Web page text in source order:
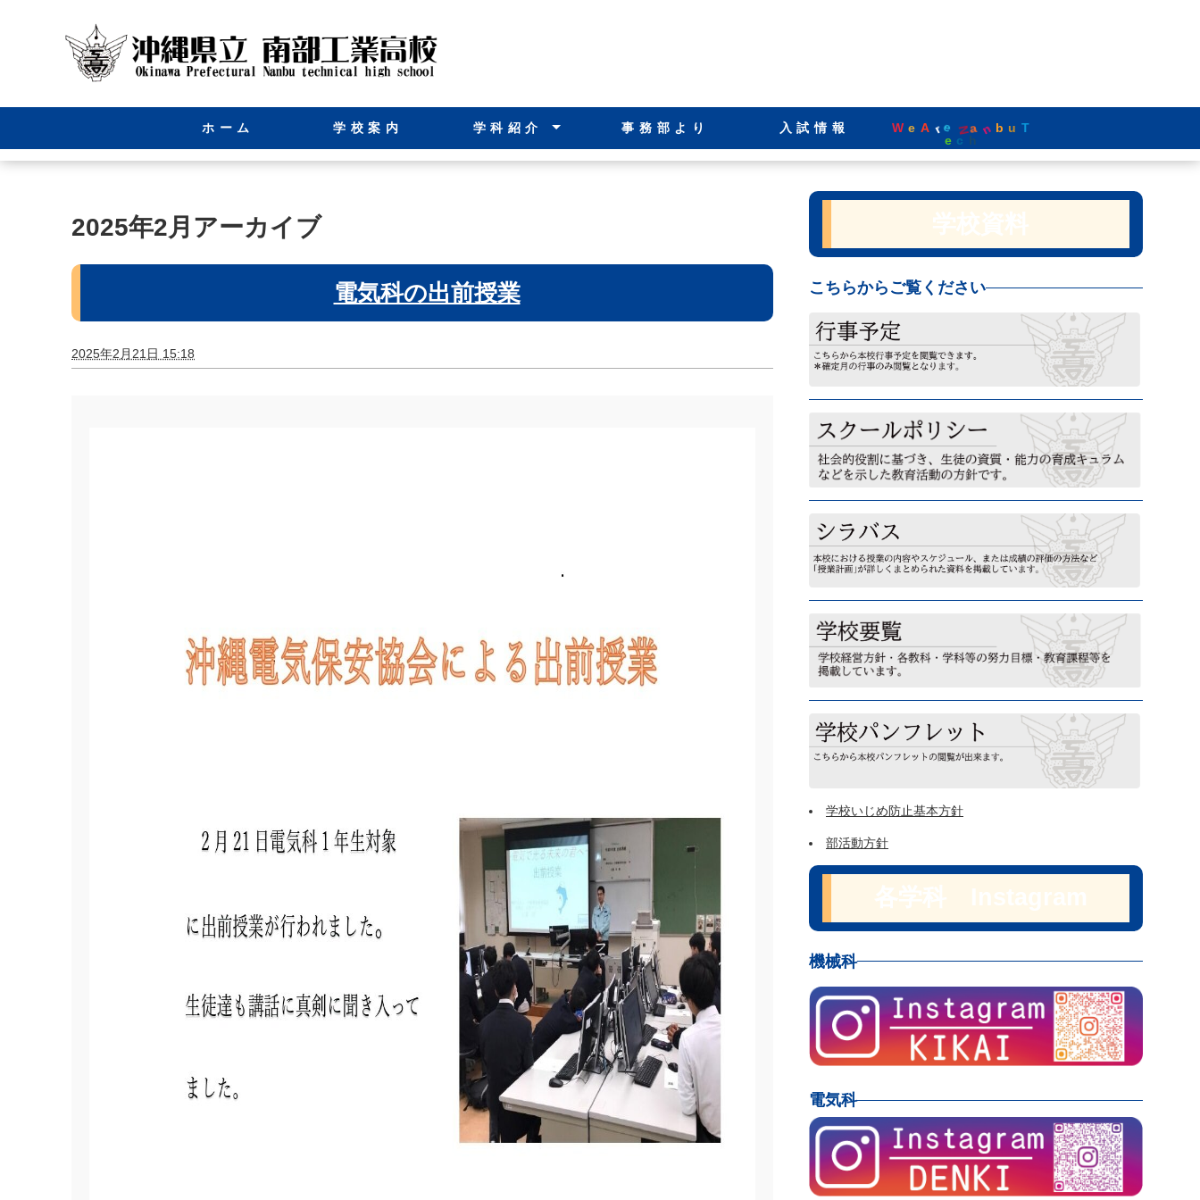
ホーム 学校案内 学科紹介
機 械 科
電 気 科
建築設備科
事務部より 入試情報 WeA re NanbuT
e c h
2025年2月アーカイブ
電気科の出前授業
2025年2月21日 15:18
こちらからご覧ください
学校いじめ防止基本方針
部活動方針
機械科
電気科